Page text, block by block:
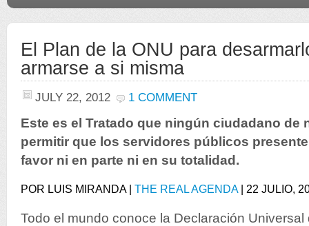
El Plan de la ONU para
armarse a si misma
JULY 22, 2012 1 COMMENT
Este es el Tratado que ningún ciudadano de
permitir que los servidores públicos
favor ni en parte ni en su totalidad.
POR LUIS MIRANDA | THE REAL AGENDA| 22 JULIO,
Todo el mundo conoce la Declaración